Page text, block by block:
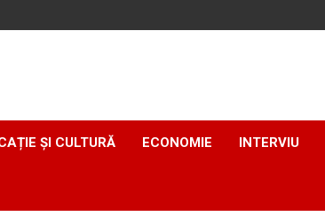
ȘI CULTURĂ ECONOMIE INTERVIU